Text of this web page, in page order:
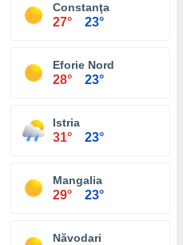
Constanţa
27° 23°
Eforie Nord
28° 23°
Istria
31° 23°
Mangalia
29° 23°
Năvodari